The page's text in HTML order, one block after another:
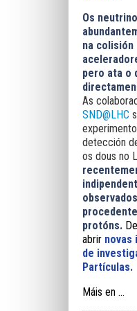
Os
na colisión
pero ata o
As
SND@LHC
detección
os dous no
r
protóns.
abrirnovas
de
Partículas.
Máis en ...